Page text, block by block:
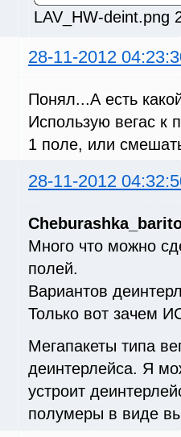
LAV_HW-deint.png
28-11-2012
Понял...А есть
Использую вегас к
1 поле, или
28-11-2012
Много что можно
полей.
Вариантов
Только вот зачем
Мегапакеты типа
деинтерлейса. Я
устроит
полумеры в виде